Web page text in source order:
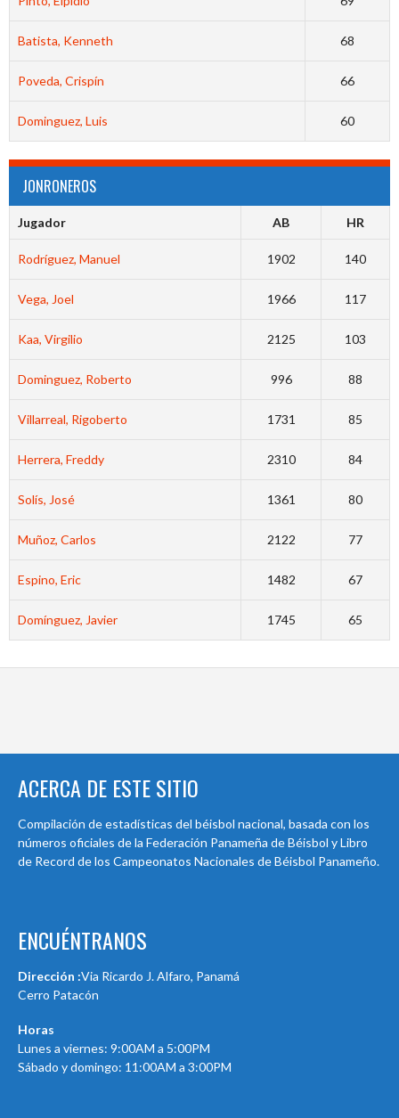
Batista, Kenneth 68
Poveda, Crispín 66
Dominguez, Luis 60
JONRONEROS
Jugador AB HR
Rodríguez, Manuel 1902 140
Vega, Joel 1966 117
Kaa, Virgilio 2125 103
Dominguez, Roberto 996 88
Villarreal, Rigoberto 1731 85
Herrera, Freddy 2310 84
Solís, José 1361 80
Muñoz, Carlos 2122 77
Espino, Eric 1482 67
Domínguez, Javier 1745 65
ACERCA DE ESTE SITIO
Compilación de estadísticas del béisbol nacional, basada con los
números oficiales de la Federación Panameña de Béisbol y Libro
de Record de los Campeonatos Nacionales de Béisbol Panameño.
ENCUÉNTRANOS
Dirección :Via Ricardo J. Alfaro, Panamá
Cerro Patacón
Horas
Lunes a viernes: 9:00AM a 5:00PM
Sábado y domingo: 11:00AM a 3:00PM